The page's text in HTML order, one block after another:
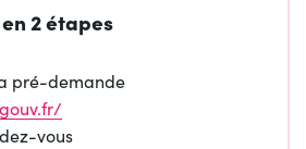
2 étapes
pré-demande
vous